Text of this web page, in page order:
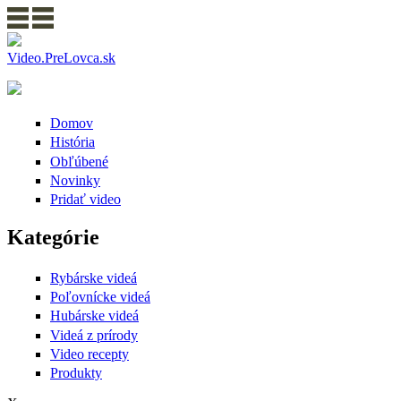
Video.PreLovca.sk
Domov
História
Obľúbené
Novinky
Pridať video
Kategórie
Rybárske videá
Poľovnícke videá
Hubárske videá
Videá z prírody
Video recepty
Produkty